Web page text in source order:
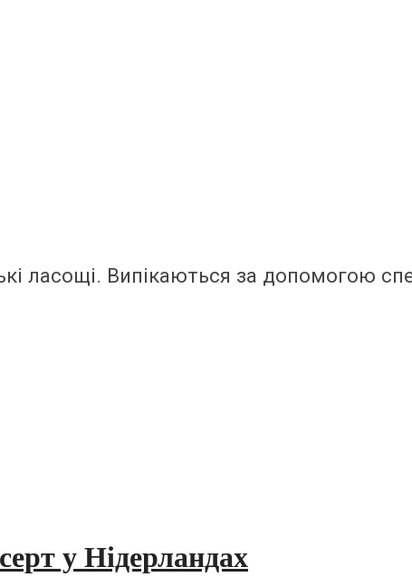
ласощі. Випікаються за допомогою
у Нідерландах